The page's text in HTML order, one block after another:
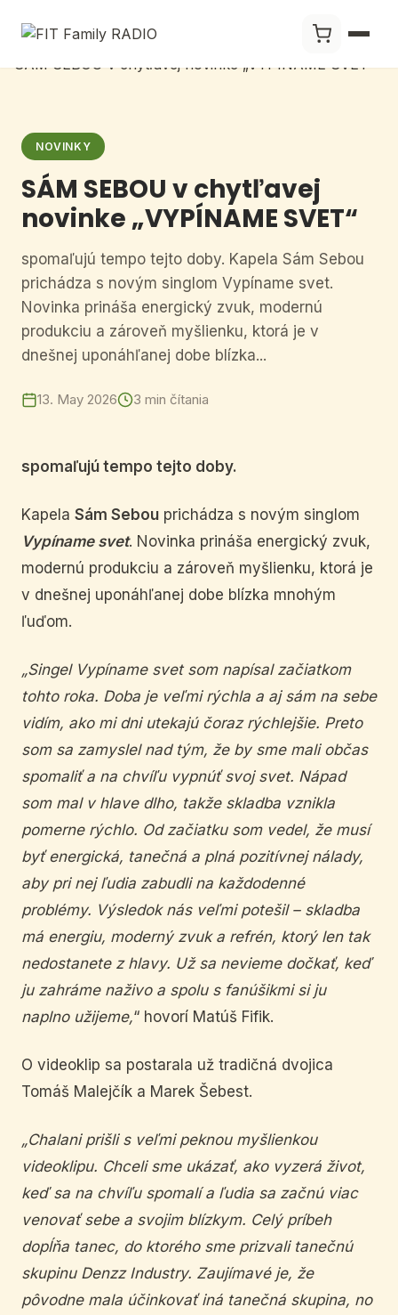
NOVINKY
SÁM SEBOU v chytľavej
novinke „VYPÍNAME SVET“
spomaľujú tempo tejto doby. Kapela Sám Sebou
prichádza s novým singlom Vypíname svet.
Novinka prináša energický zvuk, modernú
produkciu a zároveň myšlienku, ktorá je v
dnešnej uponáhľanej dobe blízka...
13. May 2026 3 min čítania
spomaľujú tempo tejto doby.
Kapela Sám Sebou prichádza s novým singlom
Vypíname svet. Novinka prináša energický zvuk,
modernú produkciu a zároveň myšlienku, ktorá je
v dnešnej uponáhľanej dobe blízka mnohým
ľuďom.
„Singel Vypíname svet som napísal začiatkom
tohto roka. Doba je veľmi rýchla a aj sám na sebe
vidím, ako mi dni utekajú čoraz rýchlejšie. Preto
som sa zamyslel nad tým, že by sme mali občas
spomaliť a na chvíľu vypnúť svoj svet. Nápad
som mal v hlave dlho, takže skladba vznikla
pomerne rýchlo. Od začiatku som vedel, že musí
byť energická, tanečná a plná pozitívnej nálady,
aby pri nej ľudia zabudli na každodenné
problémy. Výsledok nás veľmi potešil – skladba
má energiu, moderný zvuk a refrén, ktorý len tak
nedostanete z hlavy. Už sa nevieme dočkať, keď
ju zahráme naživo a spolu s fanúšikmi si ju
naplno užijeme,“ hovorí Matúš Fifik.
O videoklip sa postarala už tradičná dvojica
Tomáš Malejčík a Marek Šebest.
„Chalani prišli s veľmi peknou myšlienkou
videoklipu. Chceli sme ukázať, ako vyzerá život,
keď sa na chvíľu spomalí a ľudia sa začnú viac
venovať sebe a svojim blízkym. Celý príbeh
dopĺňa tanec, do ktorého sme prizvali tanečnú
skupinu Denzz Industry. Zaujímavé je, že
pôvodne mala účinkovať iná tanečná skupina, no